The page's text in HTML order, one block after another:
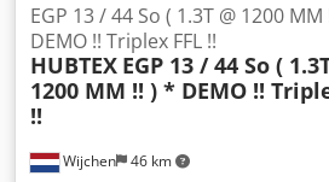
Wijchen 46 km
EGP 13 / 44 So ( 1.3T @ 1200 MM
DEMO !! Triplex FFL !!
HUBTEX EGP 13 / 44 So (
1200 MM !! ) * DEMO !!
!!